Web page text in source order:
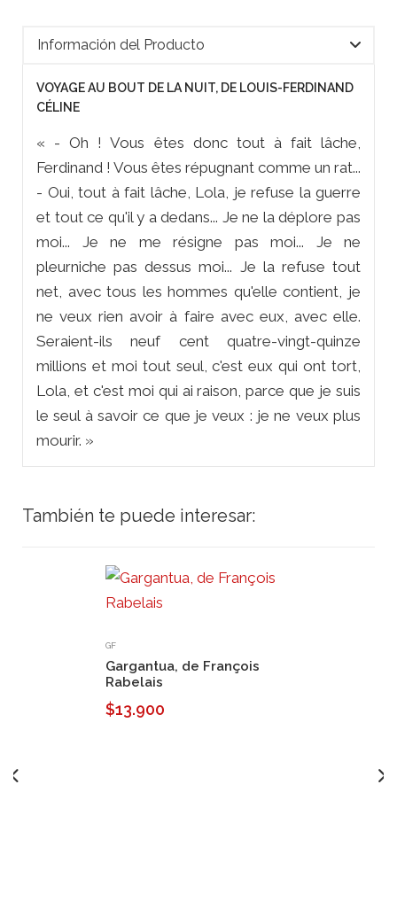
Información del Producto
VOYAGE AU BOUT DE LA NUIT, DE LOUIS-FERDINAND
CÉLINE
« - Oh ! Vous êtes donc tout à fait lâche,
Ferdinand ! Vous êtes répugnant comme un rat...
- Oui, tout à fait lâche, Lola, je refuse la guerre
et tout ce qu'il y a dedans... Je ne la déplore pas
moi... Je ne me résigne pas moi... Je ne
pleurniche pas dessus moi... Je la refuse tout
net, avec tous les hommes qu'elle contient, je
ne veux rien avoir à faire avec eux, avec elle.
Seraient-ils neuf cent quatre-vingt-quinze
millions et moi tout seul, c'est eux qui ont tort,
Lola, et c'est moi qui ai raison, parce que je suis
le seul à savoir ce que je veux : je ne veux plus
mourir. »
También te puede interesar:
GF
Gargantua, de François
Rabelais
$13.900